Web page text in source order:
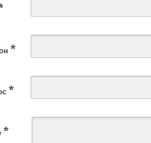
*
*
*